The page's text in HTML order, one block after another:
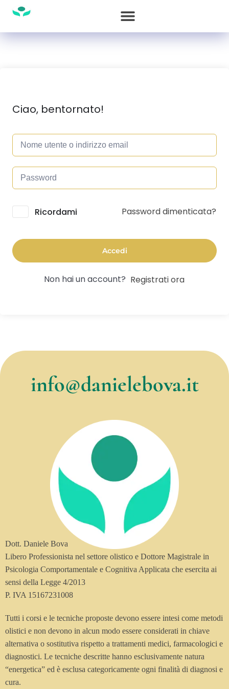
Ciao, bentornato!
Alternative:
Ricordami Password dimenticata?
Accedi
Non hai un account? Registrati ora
info@danielebova.it
Dott. Daniele Bova
Libero Professionista nel settore olistico e Dottore Magistrale in
Psicologia Comportamentale e Cognitiva Applicata che esercita ai
sensi della Legge 4/2013
P. IVA 15167231008
Tutti i corsi e le tecniche proposte devono essere intesi come metodi
olistici e non devono in alcun modo essere considerati in chiave
alternativa o sostitutiva rispetto a trattamenti medici, farmacologici e
diagnostici. Le tecniche descritte hanno esclusivamente natura
“energetica” ed è esclusa categoricamente ogni finalità di diagnosi e
cura.